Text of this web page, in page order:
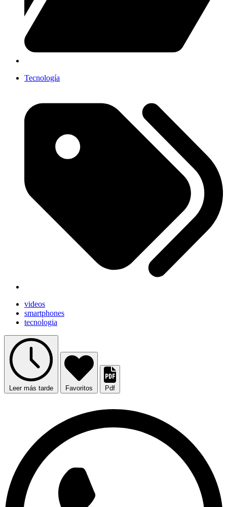
Tecnología
videos
smartphones
tecnologia
Leer más tarde Favoritos Pdf